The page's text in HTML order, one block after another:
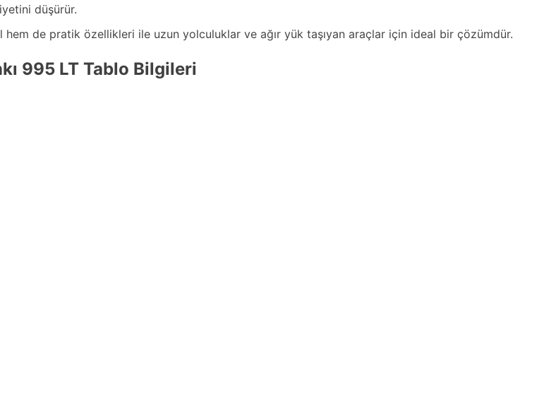
düşürür.
hem de pratik özellikleri ile uzun yolculuklar ve ağır yük taşıyan araçlar için ideal bir çözümdür.
995 LT Tablo Bilgileri